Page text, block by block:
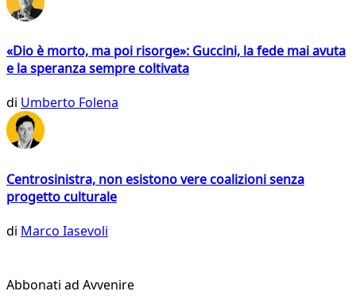
«Dio è morto, ma poi risorge»: Guccini, la fede mai avuta
e la speranza sempre coltivata
di Umberto Folena
Centrosinistra, non esistono vere coalizioni senza
progetto culturale
di Marco Iasevoli
Abbonati ad Avvenire